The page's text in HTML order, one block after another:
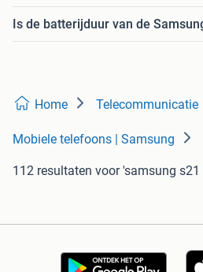
Is de batterijduur van de
Home Telecommunicatie
Mobiele telefoons | Samsung
112 resultaten voor 'samsung s21